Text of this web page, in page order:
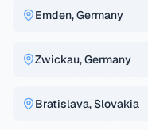
Emden, Germany
Zwickau, Germany
Bratislava, Slovakia